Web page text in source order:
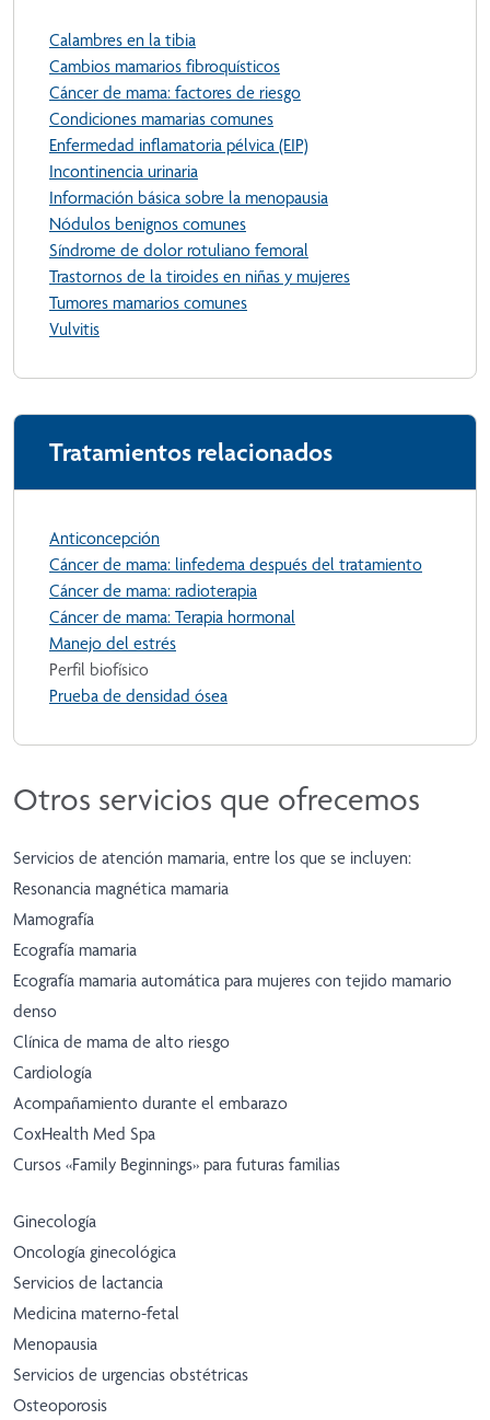
Calambres en la tibia
Cambios mamarios fibroquísticos
Cáncer de mama: factores de riesgo
Condiciones mamarias comunes
Enfermedad inflamatoria pélvica (EIP)
Incontinencia urinaria
Información básica sobre la menopausia
Nódulos benignos comunes
Síndrome de dolor rotuliano femoral
Trastornos de la tiroides en niñas y mujeres
Tumores mamarios comunes
Vulvitis
Tratamientos relacionados
Anticoncepción
Cáncer de mama: linfedema después del tratamiento
Cáncer de mama: radioterapia
Cáncer de mama: Terapia hormonal
Manejo del estrés
Perfil biofísico
Prueba de densidad ósea
Otros servicios que ofrecemos
Servicios de atención mamaria, entre los que se incluyen:
Resonancia magnética mamaria
Mamografía
Ecografía mamaria
Ecografía mamaria automática para mujeres con tejido mamario
denso
Clínica de mama de alto riesgo
Cardiología
Acompañamiento durante el embarazo
CoxHealth Med Spa
Cursos «Family Beginnings» para futuras familias
Ginecología
Oncología ginecológica
Servicios de lactancia
Medicina materno-fetal
Menopausia
Servicios de urgencias obstétricas
Osteoporosis